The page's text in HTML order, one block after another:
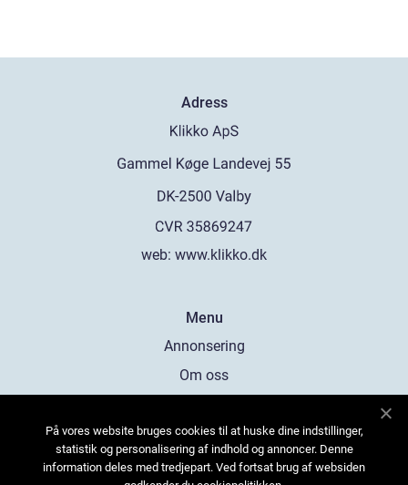
Adress
web: www.klikko.dk
Menu
Annonsering
Om oss
Kontakta oss
Sitemap
På vores website bruges cookies til at huske dine indstillinger,
statistik og personalisering af indhold og annoncer. Denne
information deles med tredjepart. Ved fortsat brug af websiden